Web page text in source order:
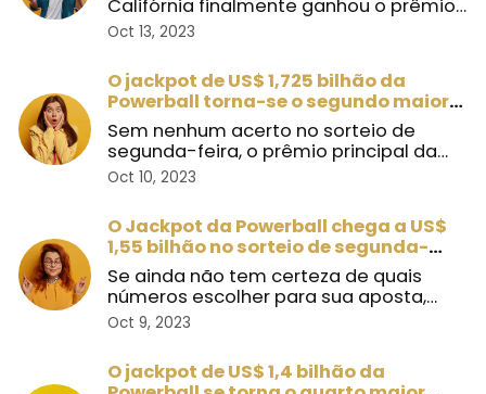
Califórnia finalmente ganhou o prêmio
Oct 13, 2023
O jackpot de US$ 1,725 bilhão da
Powerball torna-se o segundo maior
da história
Sem nenhum acerto no sorteio de
segunda-feira, o prêmio principal da
Powerball subiu várias posi ...
Oct 10, 2023
O Jackpot da Powerball chega a US$
1,55 bilhão no sorteio de segunda-
feira
Se ainda não tem certeza de quais
números escolher para sua aposta,
aqui estão algumas sugestões!
Oct 9, 2023
O jackpot de US$ 1,4 bilhão da